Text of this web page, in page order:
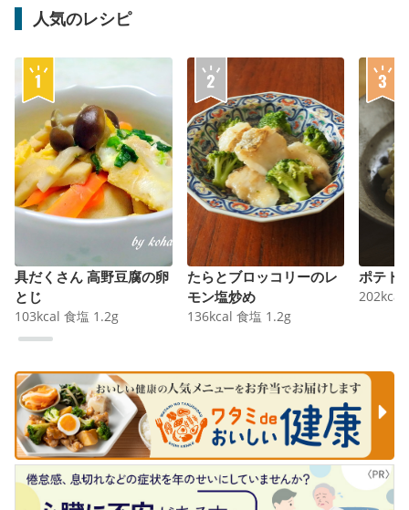
人気のレシピ
具だくさん 高野豆腐の卵
とじ
103kcal 食塩 1.2g
たらとブロッコリーのレ
モン塩炒め
136kcal 食塩 1.2g
ポテト
202kcal